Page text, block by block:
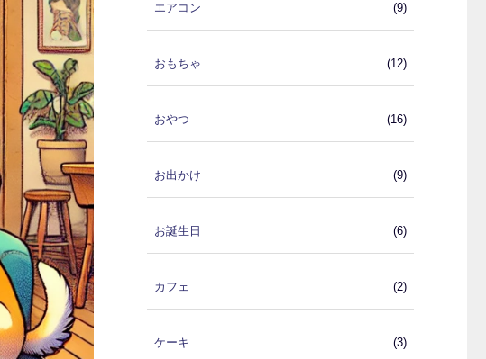
エアコン (9)
おもちゃ (12)
おやつ (16)
お出かけ (9)
お誕生日 (6)
カフェ (2)
ケーキ (3)